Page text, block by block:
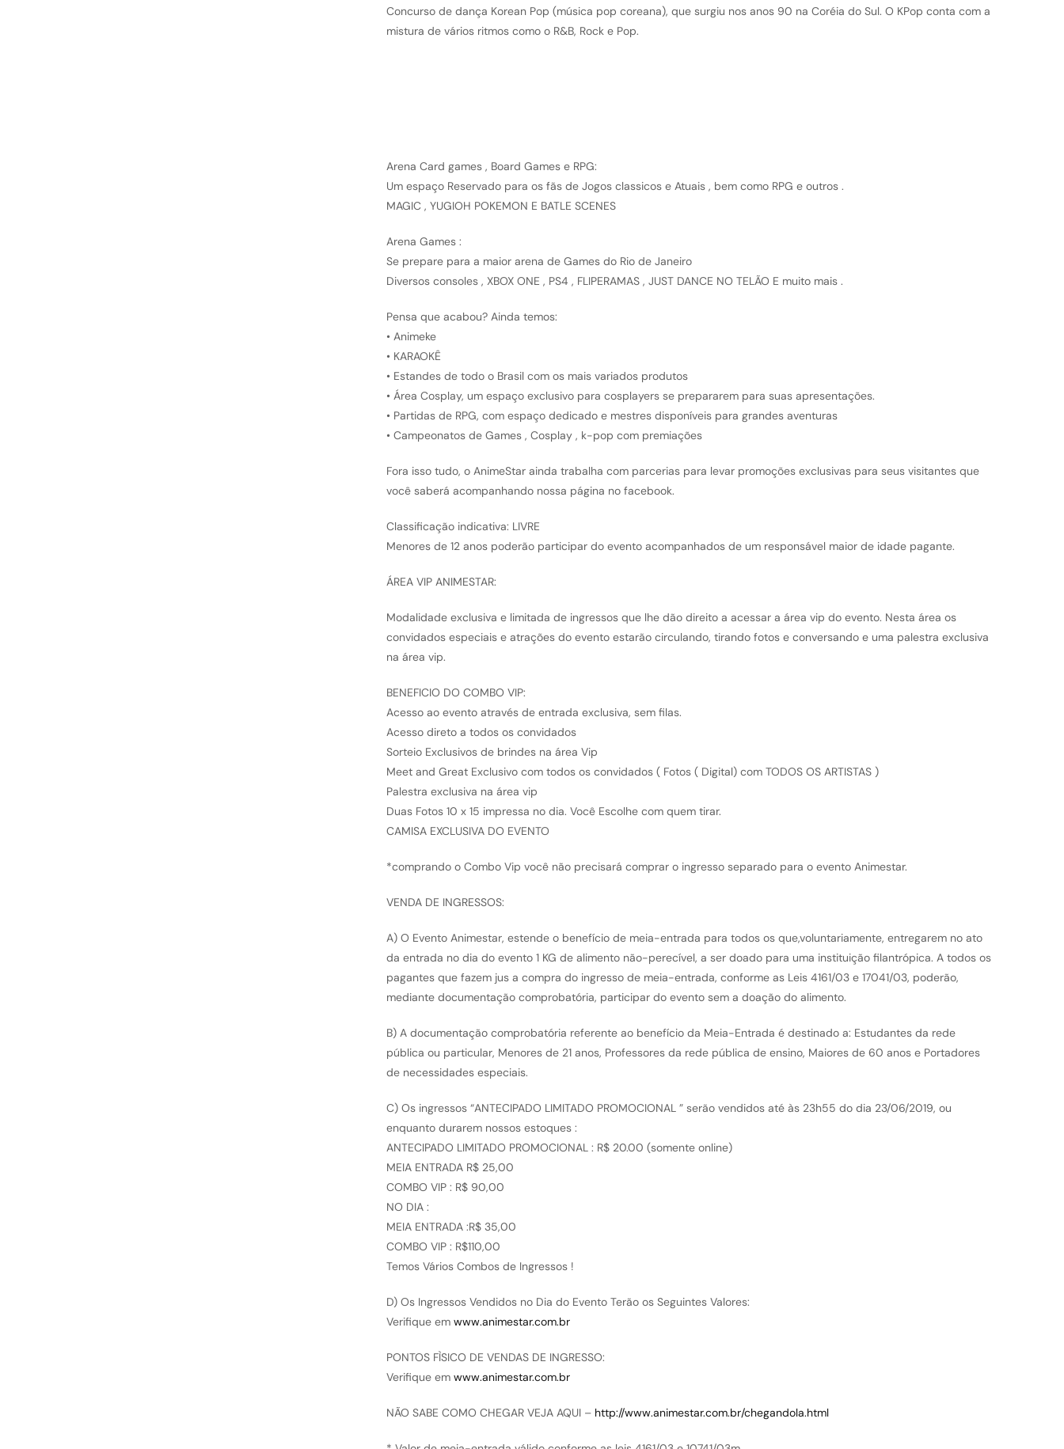
Concurso de dança Korean Pop (música pop coreana), que surgiu nos anos 90 na Coréia do Sul. O KPop conta com a
mistura de vários ritmos como o R&B, Rock e Pop.
Arena Card games , Board Games e RPG:
Um espaço Reservado para os fãs de Jogos classicos e Atuais , bem como RPG e outros .
MAGIC , YUGIOH POKEMON E BATLE SCENES
Arena Games :
Se prepare para a maior arena de Games do Rio de Janeiro
Diversos consoles , XBOX ONE , PS4 , FLIPERAMAS , JUST DANCE NO TELÃO E muito mais .
Pensa que acabou? Ainda temos:
• Animeke
• KARAOKÊ
• Estandes de todo o Brasil com os mais variados produtos
• Área Cosplay, um espaço exclusivo para cosplayers se prepararem para suas apresentações.
• Partidas de RPG, com espaço dedicado e mestres disponíveis para grandes aventuras
• Campeonatos de Games , Cosplay , k-pop com premiações
Fora isso tudo, o AnimeStar ainda trabalha com parcerias para levar promoções exclusivas para seus visitantes que
você saberá acompanhando nossa página no facebook.
Classificação indicativa: LIVRE
Menores de 12 anos poderão participar do evento acompanhados de um responsável maior de idade pagante.
ÁREA VIP ANIMESTAR:
Modalidade exclusiva e limitada de ingressos que lhe dão direito a acessar a área vip do evento. Nesta área os
convidados especiais e atrações do evento estarão circulando, tirando fotos e conversando e uma palestra exclusiva
na área vip.
BENEFICIO DO COMBO VIP:
Acesso ao evento através de entrada exclusiva, sem filas.
Acesso direto a todos os convidados
Sorteio Exclusivos de brindes na área Vip
Meet and Great Exclusivo com todos os convidados ( Fotos ( Digital) com TODOS OS ARTISTAS )
Palestra exclusiva na área vip
Duas Fotos 10 x 15 impressa no dia. Você Escolhe com quem tirar.
CAMISA EXCLUSIVA DO EVENTO
*comprando o Combo Vip você não precisará comprar o ingresso separado para o evento Animestar.
VENDA DE INGRESSOS:
A) O Evento Animestar, estende o benefício de meia-entrada para todos os que,voluntariamente, entregarem no ato
da entrada no dia do evento 1 KG de alimento não-perecível, a ser doado para uma instituição filantrópica. A todos os
pagantes que fazem jus a compra do ingresso de meia-entrada, conforme as Leis 4161/03 e 17041/03, poderão,
mediante documentação comprobatória, participar do evento sem a doação do alimento.
B) A documentação comprobatória referente ao benefício da Meia-Entrada é destinado a: Estudantes da rede
pública ou particular, Menores de 21 anos, Professores da rede pública de ensino, Maiores de 60 anos e Portadores
de necessidades especiais.
C) Os ingressos “ANTECIPADO LIMITADO PROMOCIONAL ” serão vendidos até às 23h55 do dia 23/06/2019, ou
enquanto durarem nossos estoques :
ANTECIPADO LIMITADO PROMOCIONAL : R$ 20.00 (somente online)
MEIA ENTRADA R$ 25,00
COMBO VIP : R$ 90,00
NO DIA :
MEIA ENTRADA :R$ 35,00
COMBO VIP : R$110,00
Temos Vários Combos de Ingressos !
D) Os Ingressos Vendidos no Dia do Evento Terão os Seguintes Valores:
Verifique em www.animestar.com.br
PONTOS FÌSICO DE VENDAS DE INGRESSO:
Verifique em www.animestar.com.br
NÃO SABE COMO CHEGAR VEJA AQUI – http://www.animestar.com.br/chegandola.html